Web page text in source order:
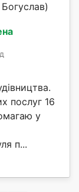
послуг 16
у
п...